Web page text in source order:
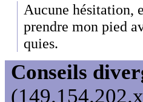
Aucune hésitation,
prendre mon pied
quies.
Conseils